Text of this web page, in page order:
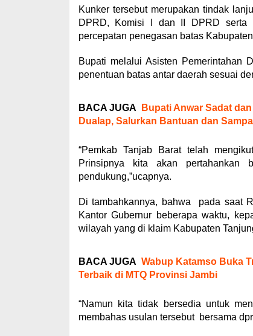
Kunker tersebut merupakan tindak
DPRD, Komisi I dan II DPRD serta
percepatan penegasan batas
Bupati melalui Asisten Pemerintahan
penentuan batas antar daerah sesuai
BACA JUGA
Bupati Anwar Sadat
Dualap, Salurkan Bantuan dan
“Pemkab Tanjab Barat telah
Prinsipnya kita akan pertahankan
pendukung,”ucapnya.
Di tambahkannya, bahwa pada saat
Kantor Gubernur beberapa waktu,
wilayah yang di klaim Kabupaten
BACA JUGA Wabup Katamso Buka
Terbaik di MTQ Provinsi Jambi
“Namun kita tidak bersedia untuk
membahas usulan tersebut bersama